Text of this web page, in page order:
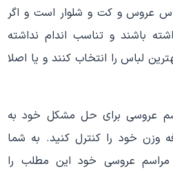
عروس و کت و شلوار است و اگر
باشند و تناسب اندام نداشته
لباس را انتخاب کنند و یا اصلا
عروسی برای حل مشکل خود به
وزن خود را کنترل کنید. به شما
عروسی خود این مطلب را